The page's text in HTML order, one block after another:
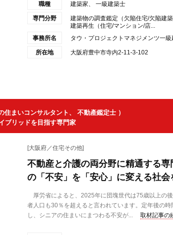
職種 建築家、 一級建築士
専門分野
建築物の調査鑑定（欠陥住宅/欠陥建
建築再生（住宅/マンション/店...
事務所名
タウ・プロジェクトマネジメンツ一
所在地 大阪府豊中市寺内2-11-3-102
住まいコンサルタント、 不動產鑑定士 ）
ブリッドを目指す専門家
[大阪府／住宅その他]
不動産と介護の両分野に精通する
の「不安」を「安心」に変える社会
厚労省によると、2025年に団塊世代は75歳以上の
者人口も30％を超えると言われています。定年後の
し、シニアの住まいにまつわる不安が...
取材記事の